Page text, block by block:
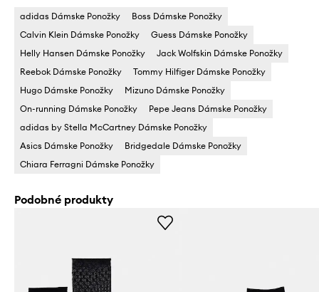
adidas Dámske Ponožky
Boss Dámske Ponožky
Calvin Klein Dámske Ponožky
Guess Dámske Ponožky
Helly Hansen Dámske Ponožky
Jack Wolfskin Dámske Ponožky
Reebok Dámske Ponožky
Tommy Hilfiger Dámske Ponožky
Hugo Dámske Ponožky
Mizuno Dámske Ponožky
On-running Dámske Ponožky
Pepe Jeans Dámske Ponožky
adidas by Stella McCartney Dámske Ponožky
Asics Dámske Ponožky
Bridgedale Dámske Ponožky
Chiara Ferragni Dámske Ponožky
Podobné produkty